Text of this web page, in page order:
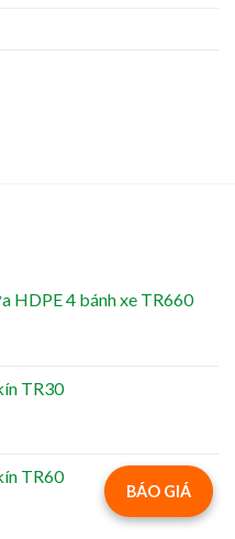
HDPE 4 bánh xe TR660
TR30
TR60
BÁO GIÁ